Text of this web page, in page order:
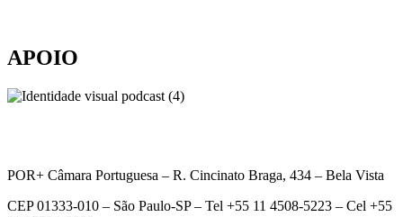
APOIO
POR+ Câmara Portuguesa – R. Cincinato Braga, 434 – Bela Vista
CEP 01333-010 – São Paulo-SP – Tel +55 11 4508-5223 – Cel +55